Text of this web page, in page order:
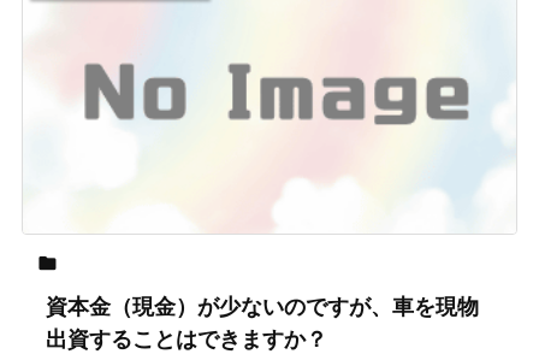

資本金（現金）が少ないのですが、車を現物
出資することはできますか？